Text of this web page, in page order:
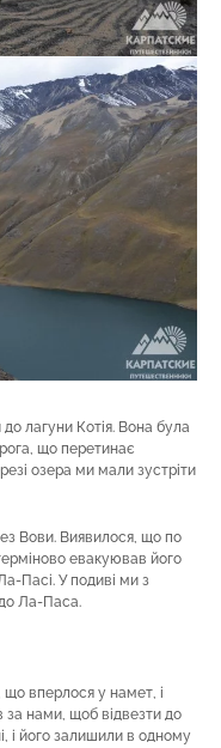
лагуни Котія. Вона була
що перетинає
озера ми мали зустріти
Вови. Виявилося, що по
евакуював його
Пасі. У подиві ми з
Ла-Паса.
вперлося у намет, і
за нами, щоб відвезти до
і його залишили в одному